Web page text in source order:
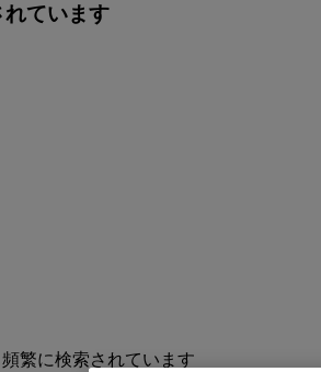
ています
頻繁に検索されています